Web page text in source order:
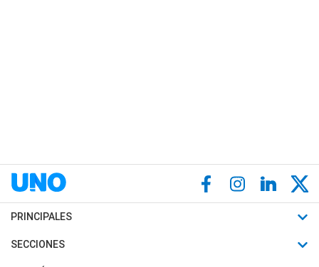
PRINCIPALES
Últimas Noticias
SECCIONES